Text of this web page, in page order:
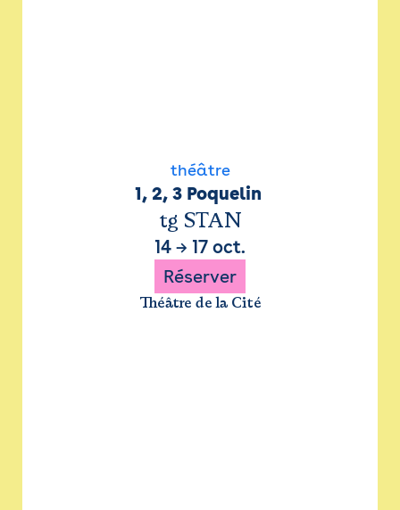
théâtre
1, 2, 3 Poquelin
tg STAN
14 → 17 oct.
Réserver
Théâtre de la Cité